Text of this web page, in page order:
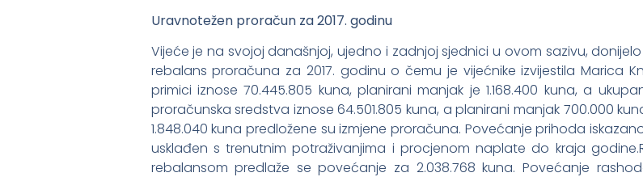
Uravnotežen proračun za 2017. godinu
Vijeće je na svojoj današnjoj, ujedno i zadnjoj sjednici u ovom sazivu,
rebalans proračuna za 2017. godinu o čemu je vijećnike izvijestila Marica
primici iznose 70.445.805 kuna, planirani manjak je 1.168.400 kuna, a
proračunska sredstva iznose 64.501.805 kuna, a planirani manjak 700.000
1.848.040 kuna predložene su izmjene proračuna. Povećanje prihoda
usklađen s trenutnim potraživanjima i procjenom naplate do kraja
rebalansom predlaže se povećanje za 2.038.768 kuna. Povećanje